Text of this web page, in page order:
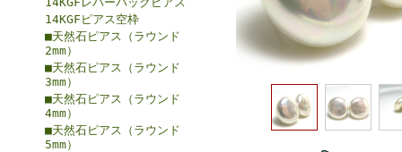
14KGFピアス空枠
■天然石ピアス（ラウンド
2mm）
■天然石ピアス（ラウンド
3mm）
■天然石ピアス（ラウンド
4mm）
■天然石ピアス（ラウンド
5mm）